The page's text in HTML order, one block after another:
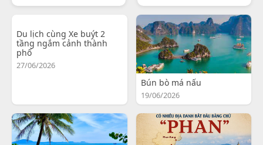
Du lịch cùng Xe buýt 2
tầng ngắm cảnh thành
phố
27/06/2026
Bún bò má nấu
19/06/2026